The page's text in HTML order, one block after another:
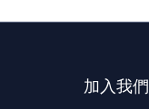
加入我們